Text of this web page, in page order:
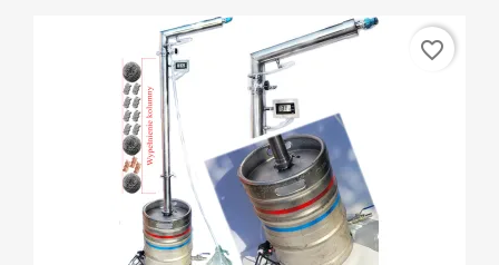
favorite_border